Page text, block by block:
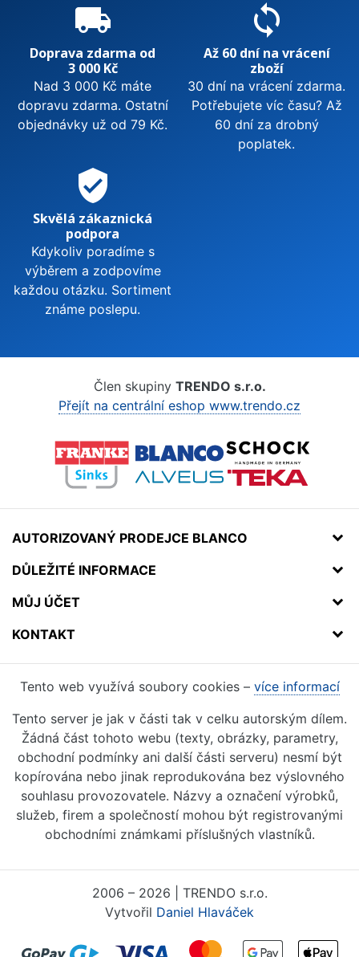
local_shipping
Doprava zdarma od
3 000 Kč
Nad 3 000 Kč máte
dopravu zdarma. Ostatní
objednávky už od 79 Kč.
sync
Až 60 dní na vrácení
zboží
30 dní na vrácení zdarma.
Potřebujete víc času? Až
60 dní za drobný
poplatek.
verified_user
Skvělá zákaznická
podpora
Kdykoliv poradíme s
výběrem a zodpovíme
každou otázku. Sortiment
známe poslepu.
Člen skupiny TRENDO s.r.o.
Přejít na centrální eshop www.trendo.cz
AUTORIZOVANÝ PRODEJCE BLANCO
DŮLEŽITÉ INFORMACE
MŮJ ÚČET
KONTAKT
Tento web využívá soubory cookies – více informací
Tento server je jak v části tak v celku autorským dílem.
Žádná část tohoto webu (texty, obrázky, parametry,
obchodní podmínky ani další části serveru) nesmí být
kopírována nebo jinak reprodukována bez výslovného
souhlasu provozovatele. Názvy a označení výrobků,
služeb, firem a společností mohou být registrovanými
obchodními známkami příslušných vlastníků.
2006 – 2026 | TRENDO s.r.o.
Vytvořil Daniel Hlaváček